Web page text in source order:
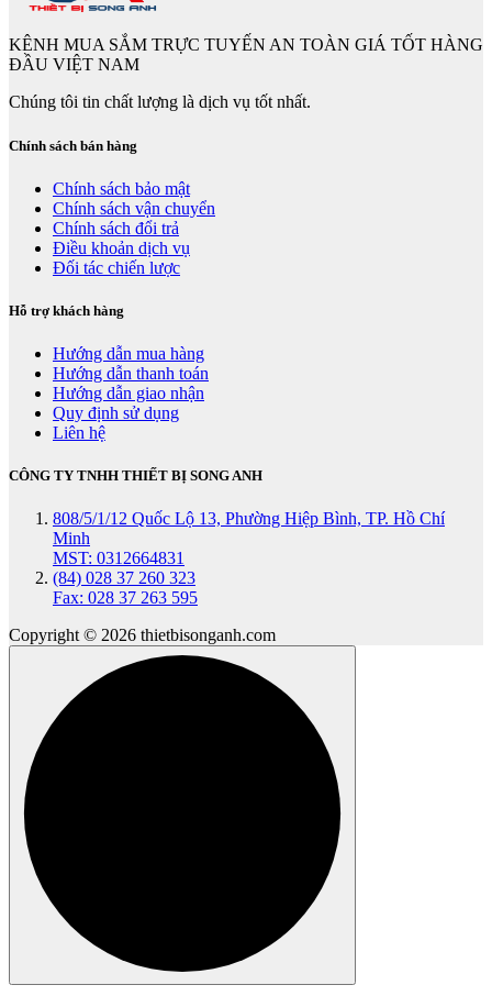
KÊNH MUA SẮM TRỰC TUYẾN AN TOÀN GIÁ TỐT HÀNG
ĐẦU VIỆT NAM
Chúng tôi tin chất lượng là dịch vụ tốt nhất.
Chính sách bán hàng
Chính sách bảo mật
Chính sách vận chuyển
Chính sách đổi trả
Điều khoản dịch vụ
Đối tác chiến lược
Hỗ trợ khách hàng
Hướng dẫn mua hàng
Hướng dẫn thanh toán
Hướng dẫn giao nhận
Quy định sử dụng
Liên hệ
CÔNG TY TNHH THIẾT BỊ SONG ANH
808/5/1/12 Quốc Lộ 13, Phường Hiệp Bình, TP. Hồ Chí
Minh
MST: 0312664831
(84) 028 37 260 323
Fax: 028 37 263 595
Copyright © 2026 thietbisonganh.com